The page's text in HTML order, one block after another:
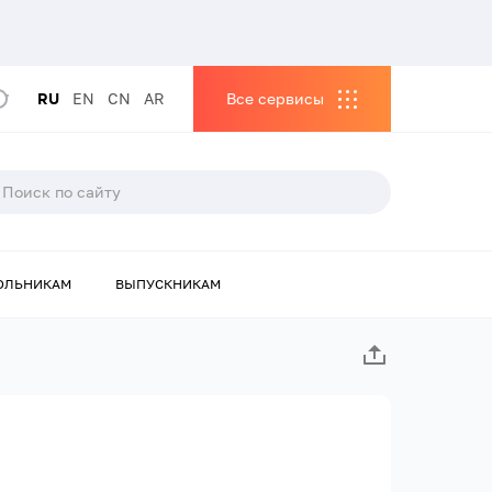
RU EN CN AR Все сервисы
ВЫПУСКНИКАМ